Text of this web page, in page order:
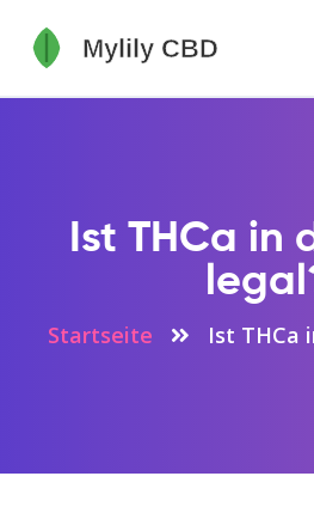
Ist THCa in
Startseite Ist THCa